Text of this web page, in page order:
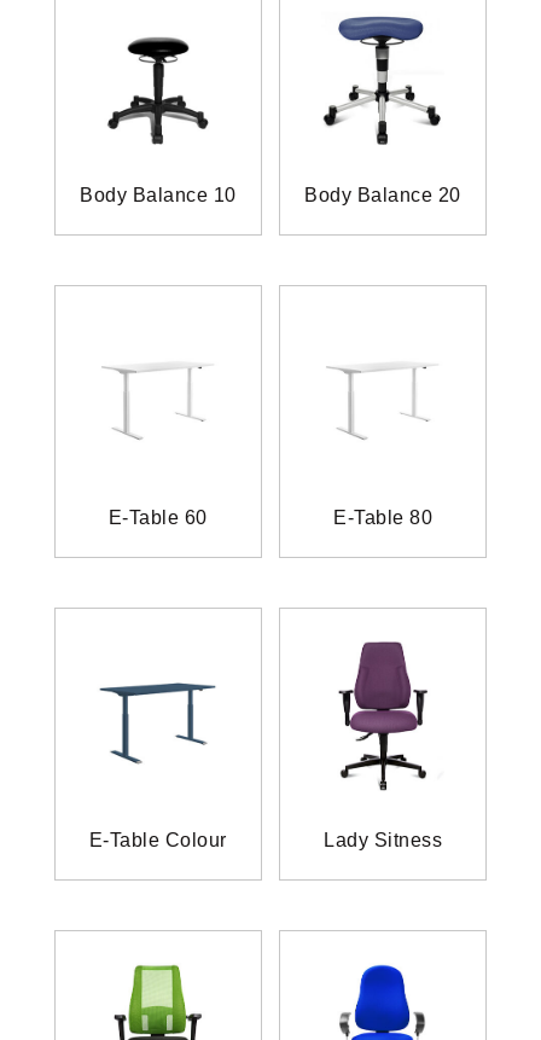
Body Balance 10 Body Balance 20
E-Table 60 E-Table 80
E-Table Colour Lady Sitness